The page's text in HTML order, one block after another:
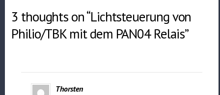
3 thoughts on “Lichtsteuerung von
Philio/TBK mit dem PAN04 Relais”
Thorsten